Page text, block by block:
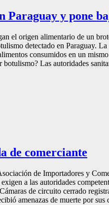
Paraguay y pone
el origen alimentario de un
detectado en Paraguay.
consumidos en un
Las autoridades
de comerciante
de Importadores y
a las autoridades
de circuito cerrado
amenazas de muerte por